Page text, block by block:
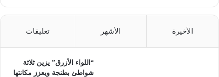
الأخيرة الأشهر تعليقات
“اللواء الأزرق” يزين ثلاثة
شواطئ بطنجة ويعزز مكانتها